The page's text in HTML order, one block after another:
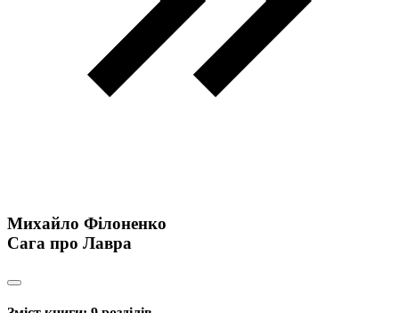
Михайло Філоненко
Сага про Лавра